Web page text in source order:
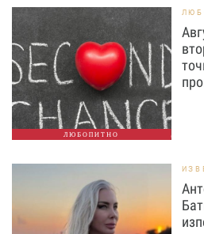
ЛЮБОПИТНО